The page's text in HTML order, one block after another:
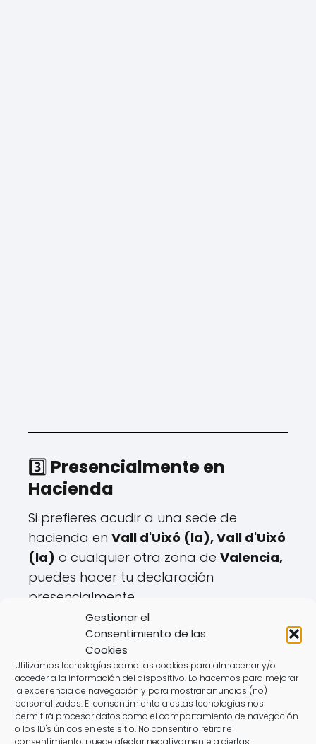
Gestionar el
Consentimiento de las
Cookies
Utilizamos tecnologías como las cookies para almacenar y/o
acceder a la información del dispositivo. Lo hacemos para mejorar
la experiencia de navegación y para mostrar anuncios (no)
personalizados. El consentimiento a estas tecnologías nos
permitirá procesar datos como el comportamiento de navegación
o los ID's únicos en este sitio. No consentir o retirar el
consentimiento, puede afectar negativamente a ciertas
3️⃣ Presencialmente en
Hacienda
Si prefieres acudir a una sede de
hacienda en Vall d'Uixó (la), Vall d'Uixó
(la) o cualquier otra zona de Valencia,
puedes hacer tu declaración
presencialmente.
Pasos para solicitar cita:
✔️ Disponible hasta el
✔️ Se gestiona a través de la web o
teléfono de laAgencia Tributaria
✔️ Requiere aportar documentación
específica.